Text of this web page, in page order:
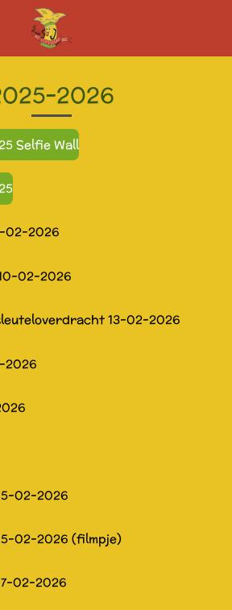
2026
Selfie Wall
02-2026
02-2026
13-02-2026
2026
02-2026
02-2026 (filmpje)
02-2026